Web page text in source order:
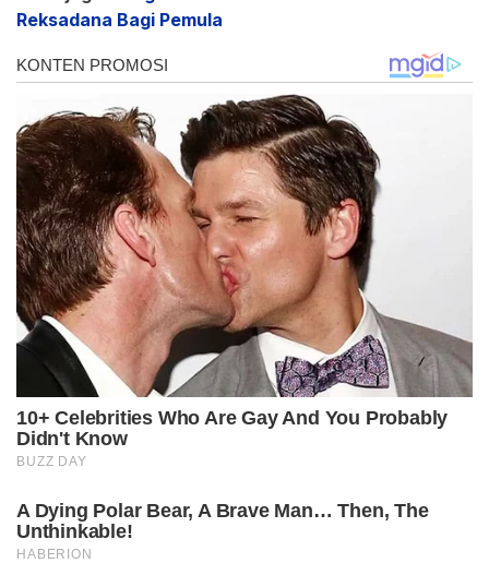
Reksadana Bagi Pemula